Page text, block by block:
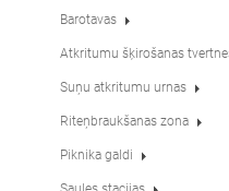
Barotavas
itāļu
latviešu
Barotavas
Atkritumu šķirošanas
Suņu atkritumu urnas
Riteņbraukšanas zona
Piknika galdi